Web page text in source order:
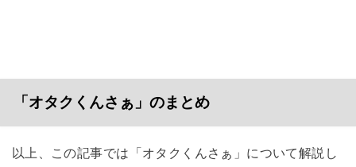
「オタクくんさぁ」のまとめ
以上、この記事では「オタクくんさぁ」について解説し